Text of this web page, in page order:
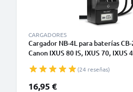
CARGADORES
Cargador NB-4L para baterías
Canon IXUS 80 IS, IXUS 70, IXUS
(24 reseñas)
16,95 €